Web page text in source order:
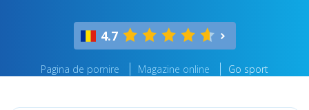
4.7
Pagina de pornire Magazine online Go sport